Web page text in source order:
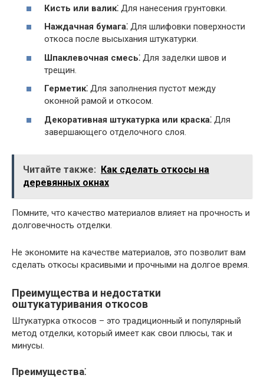
Кисть или валик⁚ Для нанесения грунтовки.
Наждачная бумага⁚ Для шлифовки поверхности
откоса после высыхания штукатурки.
Шпаклевочная смесь⁚ Для заделки швов и
трещин.
Герметик⁚ Для заполнения пустот между
оконной рамой и откосом.
Декоративная штукатурка или краска⁚ Для
завершающего отделочного слоя.
Читайте также: Как сделать откосы на
деревянных окнах
Помните, что качество материалов влияет на прочность и
долговечность отделки.
Не экономите на качестве материалов, это позволит вам
сделать откосы красивыми и прочными на долгое время.
Преимущества и недостатки
оштукатуривания откосов
Штукатурка откосов – это традиционный и популярный
метод отделки, который имеет как свои плюсы, так и
минусы.
Преимущества⁚